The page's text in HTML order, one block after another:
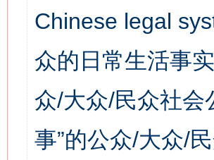
Chinese legal
众的日常生活事
众/大众/民众社会
事”的公众/大众/